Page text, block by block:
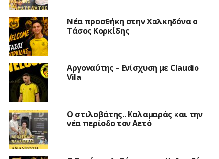
Νέα προσθήκη στην Χαλκηδόνα ο
Τάσος Κορκίδης
Αργοναύτης – Ενίσχυση με Claudio
Vila
Ο στιλοβάτης.. Καλαμαράς και την
νέα περίοδο τον Αετό